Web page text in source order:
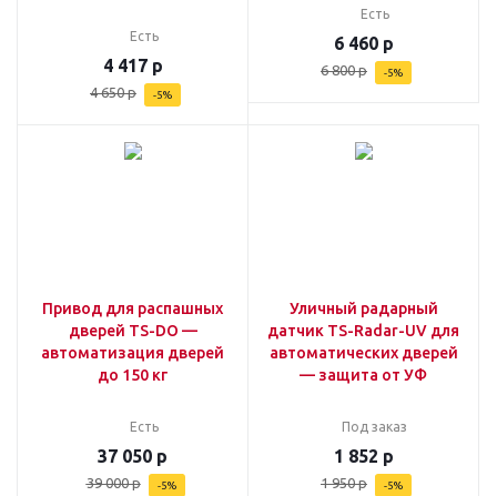
Есть
4 417р
4 650р -5%
Есть
6 460р
6 800р -5%
Привод для распашных
дверей TS-DO —
автоматизация дверей
до 150 кг
Есть
37 050 р
39 000р -5%
Уличный радарный
датчик TS-Radar-UV для
автоматических дверей
— защита от УФ
Под заказ
1 852 р
1 950р -5%